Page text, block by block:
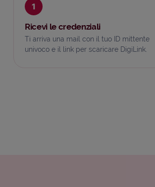
1
Ricevi le credenziali
Ti arriva una mail con il tuo ID mittente
univoco e il link per scaricare DigiLink.